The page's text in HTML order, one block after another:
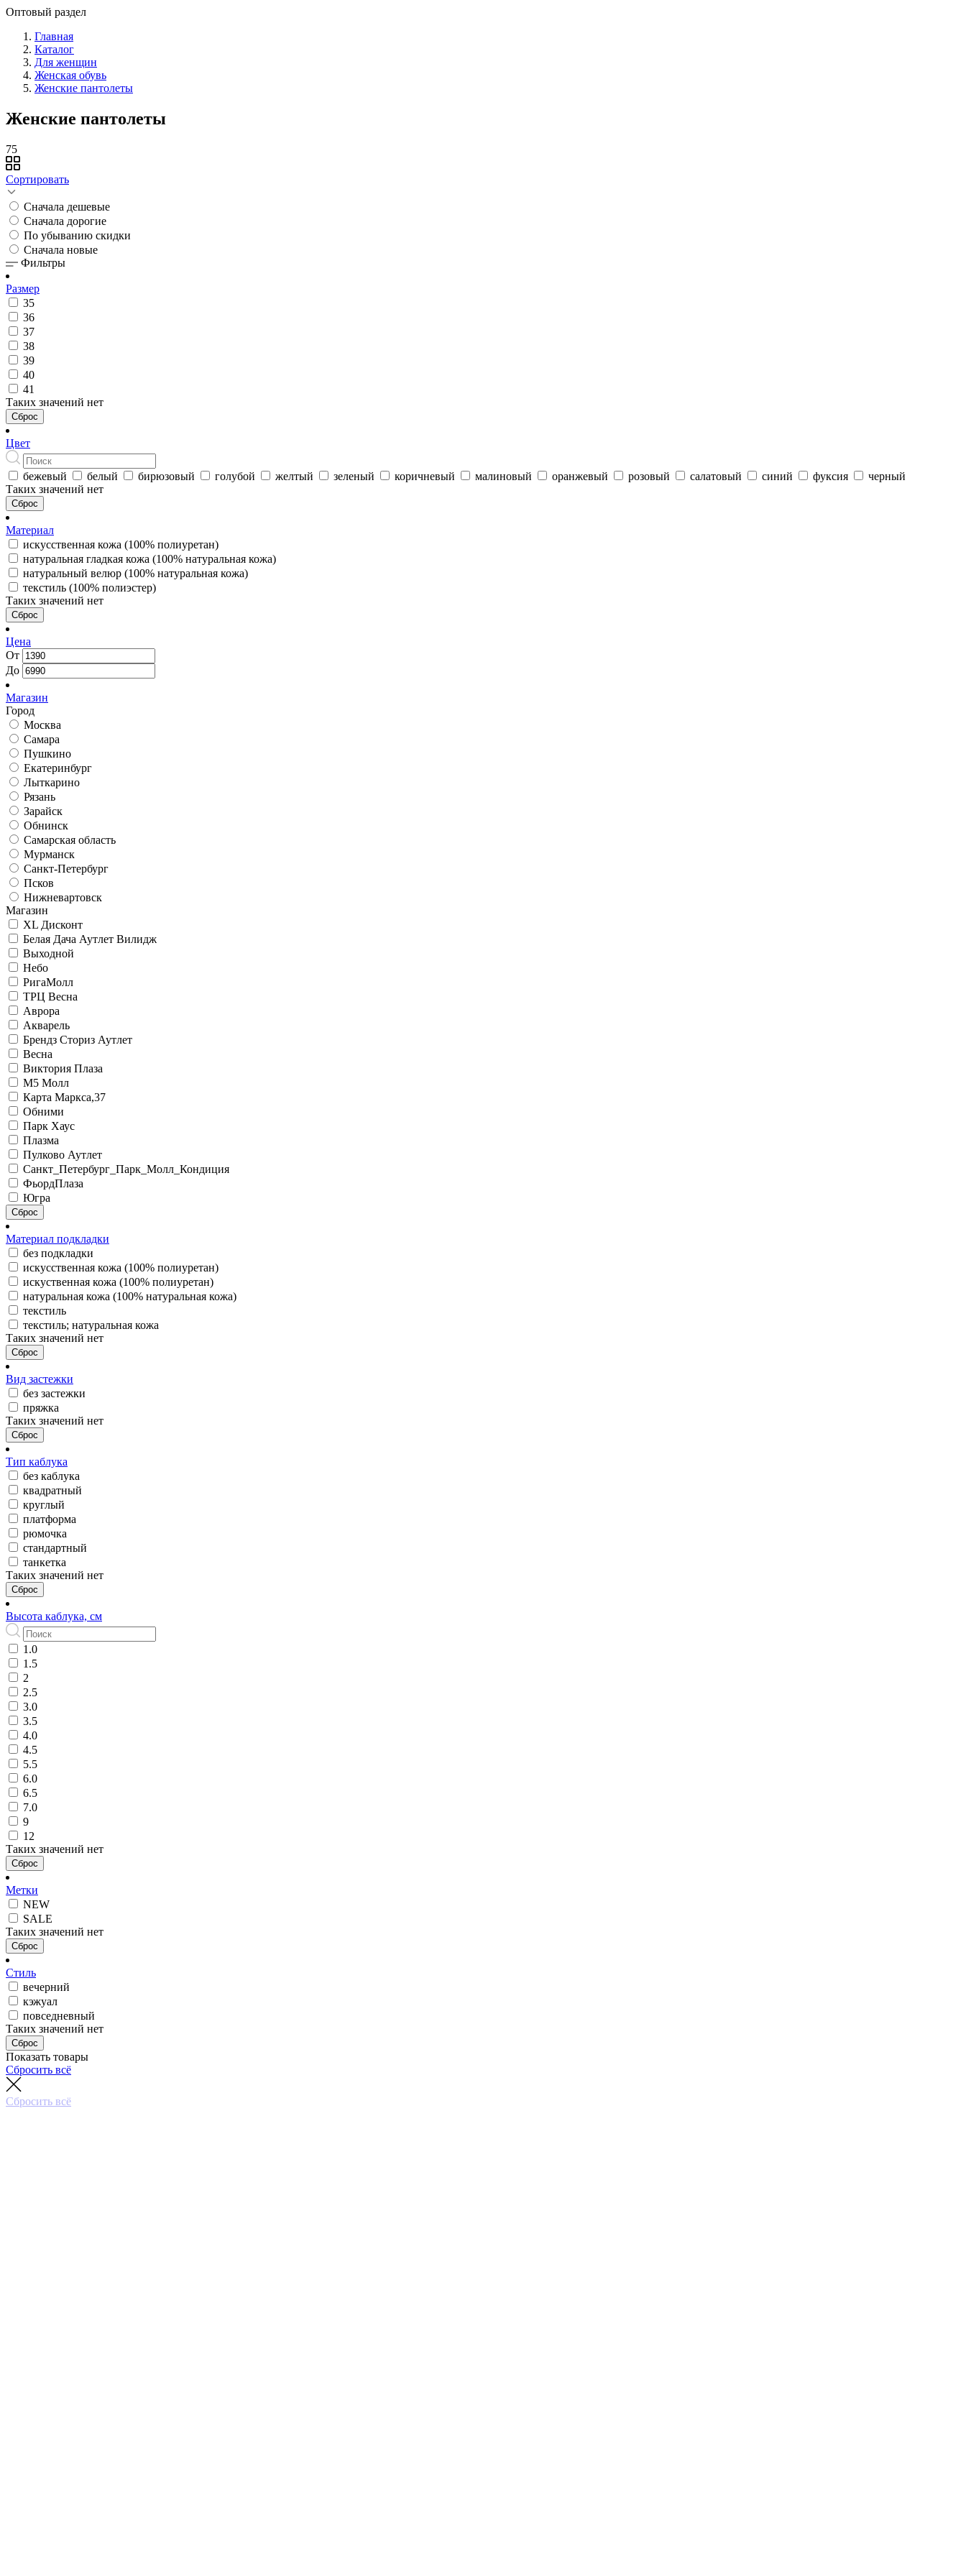
Оптовый раздел
Главная
Каталог
Для женщин
Женская обувь
Женские пантолеты
Женские пантолеты
75
Сортировать
Сначала дешевые
Сначала дорогие
По убыванию скидки
Сначала новые
Фильтры
Размер
35
36
37
38
39
40
41
Таких значений нет
Сброс
Цвет
бежевый белый бирюзовый голубой желтый зеленый коричневый малиновый оранжевый розовый салатовый синий фуксия
черный
Таких значений нет
Сброс
Материал
искусственная кожа (100% полиуретан)
натуральная гладкая кожа (100% натуральная кожа)
натуральный велюр (100% натуральная кожа)
текстиль (100% полиэстер)
Таких значений нет
Сброс
Цена
От
До
Магазин
Город
Москва
Самара
Пушкино
Екатеринбург
Лыткарино
Рязань
Зарайск
Обнинск
Самарская область
Мурманск
Санкт-Петербург
Псков
Нижневартовск
Магазин
XL Дисконт
Белая Дача Аутлет Вилидж
Выходной
Небо
РигаМолл
ТРЦ Весна
Аврора
Акварель
Брендз Сториз Аутлет
Весна
Виктория Плаза
М5 Молл
Карта Маркса,37
Обними
Парк Хаус
Плазма
Пулково Аутлет
Санкт_Петербург_Парк_Молл_Кондиция
ФьордПлаза
Югра
Сброс
Материал подкладки
без подкладки
искусственная кожа (100% полиуретан)
искуственная кожа (100% полиуретан)
натуральная кожа (100% натуральная кожа)
текстиль
текстиль; натуральная кожа
Таких значений нет
Сброс
Вид застежки
без застежки
пряжка
Таких значений нет
Сброс
Тип каблука
без каблука
квадратный
круглый
платформа
рюмочка
стандартный
танкетка
Таких значений нет
Сброс
Высота каблука, см
1.0
1.5
2
2.5
3.0
3.5
4.0
4.5
5.5
6.0
6.5
7.0
9
12
Таких значений нет
Сброс
Метки
NEW
SALE
Таких значений нет
Сброс
Стиль
вечерний
кэжуал
повседневный
Таких значений нет
Сброс
Показать товары
Сбросить всё
Сбросить всё